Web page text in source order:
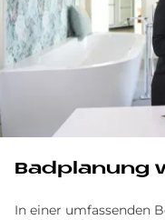
Bad­pla­nung
In einer umfassenden